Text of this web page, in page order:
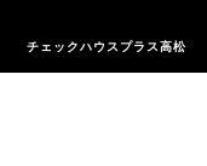
チェックハウスプラス高松